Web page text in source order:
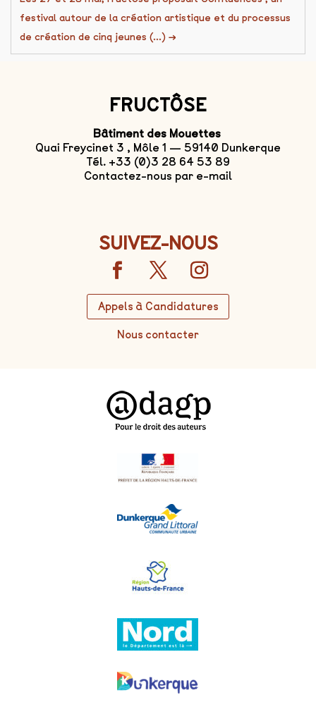
festival autour de la création artistique et du processus
de création de cinq jeunes (...) →
FRUCTÔSE
Bâtiment des Mouettes
Quai Freycinet 3 , Môle 1 — 59140 Dunkerque
Tél. +33 (0)3 28 64 53 89
Contactez-nous par e-mail
SUIVEZ-NOUS
Appels à Candidatures
Nous contacter